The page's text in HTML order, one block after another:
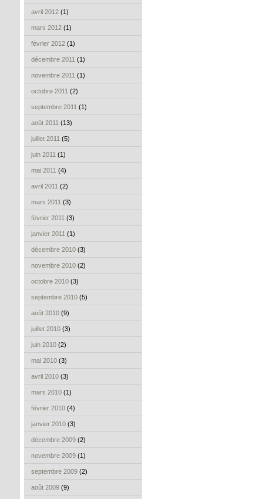
avril 2012 (1)
mars 2012 (1)
février 2012 (1)
décembre 2011 (1)
novembre 2011 (1)
octobre 2011 (2)
septembre 2011 (1)
août 2011 (13)
juillet 2011 (5)
juin 2011 (1)
mai 2011 (4)
avril 2011 (2)
mars 2011 (3)
février 2011 (3)
janvier 2011 (1)
décembre 2010 (3)
novembre 2010 (2)
octobre 2010 (3)
septembre 2010 (5)
août 2010 (9)
juillet 2010 (3)
juin 2010 (2)
mai 2010 (3)
avril 2010 (3)
mars 2010 (1)
février 2010 (4)
janvier 2010 (3)
décembre 2009 (2)
novembre 2009 (1)
septembre 2009 (2)
août 2009 (9)